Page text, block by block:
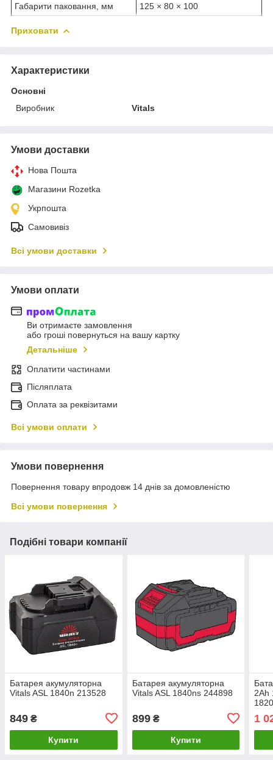
Габарити паковання, мм
125 × 80 × 100
Приховати
Характеристики
Основні
Виробник
Vitals
Умови доставки
Нова Пошта
Магазини Rozetka
Укрпошта
Самовивіз
Всі умови доставки
Умови оплати
Ви отримаєте замовлення
або гроші повернуться на вашу картку
Детальніше
Оплатити частинами
Післяплата
Оплата за реквізитами
Всі умови оплати
Умови повернення
Повернення товару впродовж 14 днів за домовленістю
Всі умови повернення
Подібні товари компанії
Батарея акумуляторна
Vitals ASL 1840n 213528
849 ₴
Купити
Батарея акумуляторна
Vitals ASL 1840ns 244898
899₴
Купити
2Ah
1